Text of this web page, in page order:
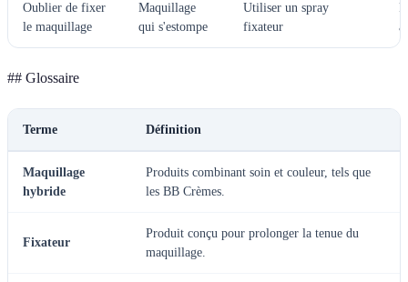
Oublier de fixer
le maquillage
Maquillage
qui s'estompe
Utiliser un spray
fixateur
## Glossaire
Terme Définition
Maquillage
hybride
Produits combinant soin et couleur, tels que
les BB Crèmes.
Fixateur
Produit conçu pour prolonger la tenue du
maquillage.